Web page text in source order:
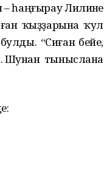
– һаңғырау Лилиәне
ҡыҙҙарына ҡул
булды. “Сиған әбейе,
Шунан тыныслана